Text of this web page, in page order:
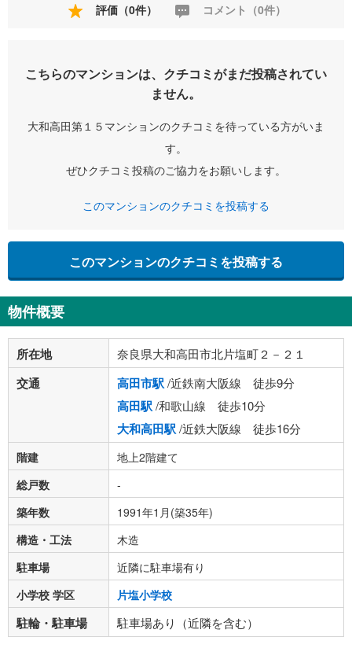
評価（0件） コメント（0件）
こちらのマンションは、クチコミがまだ投稿されてい
ません。
大和高田第１５マンションのクチコミを待っている方がいま
す。
ぜひクチコミ投稿のご協力をお願いします。
このマンションのクチコミを投稿する
このマンションのクチコミを投稿する
物件概要
所在地 奈良県大和高田市北片塩町２－２１
交通 高田市駅/近鉄南大阪線 徒歩9分
高田駅/和歌山線 徒歩10分
大和高田駅/近鉄大阪線 徒歩16分
階建
地上2階建て
総戸数
-
築年数
1991年1月(築35年)
構造・工法
木造
駐車場
近隣に駐車場有り
小学校 学区
片塩小学校
駐輪・駐車場 駐車場あり（近隣を含む）